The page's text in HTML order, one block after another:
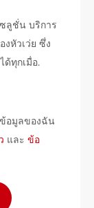
ลูชั่น บริการ
งหัวเว่ย ซึ่ง
ด้ทุกเมื่อ.
อมูลของฉัน
และ ข้อ